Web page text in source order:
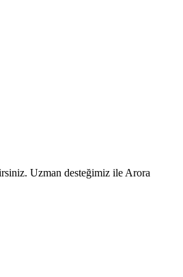
Uzman desteğimiz ile Arora